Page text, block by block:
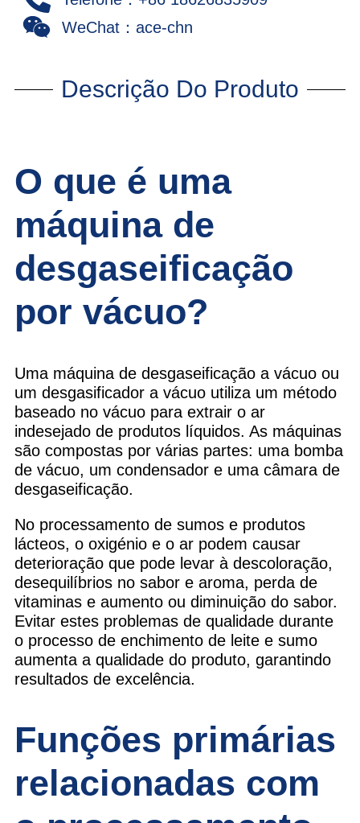
WeChat：ace-chn
Descrição Do Produto
O que é uma
máquina de
desgaseificação
por vácuo?
Uma máquina de desgaseificação a vácuo ou
um desgasificador a vácuo utiliza um método
baseado no vácuo para extrair o ar
indesejado de produtos líquidos. As máquinas
são compostas por várias partes: uma bomba
de vácuo, um condensador e uma câmara de
desgaseificação.
No processamento de sumos e produtos
lácteos, o oxigénio e o ar podem causar
deterioração que pode levar à descoloração,
desequilíbrios no sabor e aroma, perda de
vitaminas e aumento ou diminuição do sabor.
Evitar estes problemas de qualidade durante
o processo de enchimento de leite e sumo
aumenta a qualidade do produto, garantindo
resultados de excelência.
Funções primárias
relacionadas com